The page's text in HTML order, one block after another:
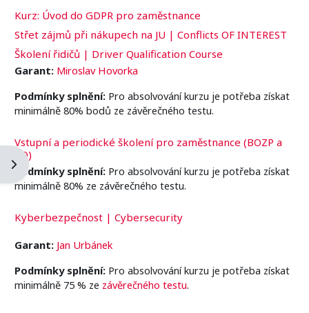
Ouvrir le tiroir des blocs
Kurz: Úvod do GDPR pro zaměstnance
Střet zájmů při nákupech na JU | Conflicts OF INTEREST
Školení řidičů | Driver Qualification Course
Garant: Miroslav Hovorka
Podmínky splnění: Pro absolvování kurzu je potřeba získat
minimálně 80% bodů ze závěrečného testu.
Vstupní a periodické školení pro zaměstnance (BOZP a
PO)
Podmínky splnění: Pro absolvování kurzu je potřeba získat
minimálně 80% ze závěrečného testu.
Kyberbezpečnost | Cybersecurity
Garant: Jan Urbánek
Podmínky splnění: Pro absolvování kurzu je potřeba získat
minimálně 75 % ze závěrečného testu.